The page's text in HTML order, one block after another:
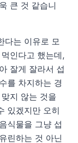
큰 것 같습니
다는 이유로 모
인다고 했는데,
잘게 잘라서 섭
를 차지하는 경
지 않는 것을
있겠지만 오히
식물을 그냥 섭
린하는 것 아닌